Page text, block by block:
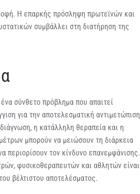
Η επαρκής πρόσληψη πρωτεϊνών και
συμβάλλει στη διατήρηση της
σύνθετο πρόβλημα που απαιτεί
για την αποτελεσματική αντιμετώπιση
η κατάλληλη θεραπεία και η
μπορούν να μειώσουν τη διάρκεια
περιορίσουν τον κίνδυνο επανεμφάνισης.
φυσικοθεραπευτών και αθλητών είναι
βέλτιστου αποτελέσματος.